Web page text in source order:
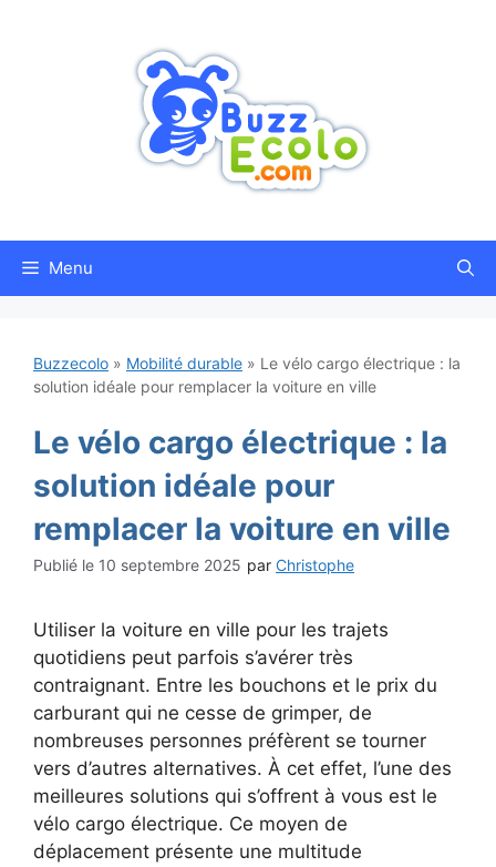
Menu
Buzzecolo » Mobilité durable » Le vélo cargo électrique : la
solution idéale pour remplacer la voiture en ville
Le vélo cargo électrique : la
solution idéale pour
remplacer la voiture en ville
10 septembre 2025 par Christophe
Utiliser la voiture en ville pour les trajets
quotidiens peut parfois s’avérer très
contraignant. Entre les bouchons et le prix du
carburant qui ne cesse de grimper, de
nombreuses personnes préfèrent se tourner
vers d’autres alternatives. À cet effet, l’une des
meilleures solutions qui s’offrent à vous est le
vélo cargo électrique. Ce moyen de
déplacement présente une multitude